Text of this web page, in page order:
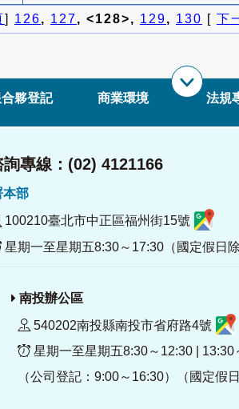
] 126, 127, <128>, 129, 130 [ 下
夥登記 商業環境 法規
專線：(02) 4121166
本部
100210臺北市中正區福州街15號
星期一至星期五8:30～17:30（國定假日除
南投辦公區
540202南投縣南投市省府路4號
星期一至星期五8:30～12:30 | 13:30
（公司登記：9:00～16:30）（國定假日